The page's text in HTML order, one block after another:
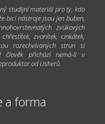
studijní materiál pro ty, kdo
bicí nástroje jsou jen buben,
zvukových
zvonítek, cinkátek,
rozechvívaných strun si
člověk přicházínemá-liv
od Usherů.
a forma